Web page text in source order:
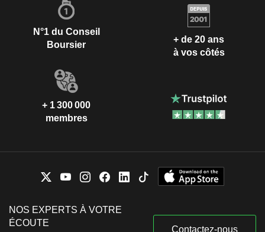
N°1 du Conseil
Boursier
+ de 20 ans
à vos côtés
+ 1 300 000
membres
NOS EXPERTS À VOTRE
ÉCOUTE
Contactez-nous